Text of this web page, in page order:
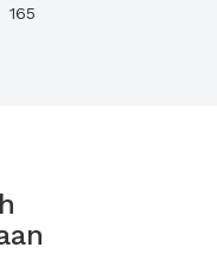
165